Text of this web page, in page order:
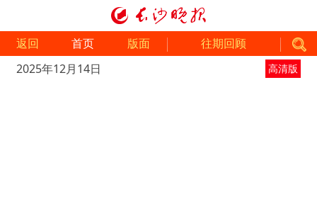
返回 首页 版面
往期回顾
2025年12月14日
高清版